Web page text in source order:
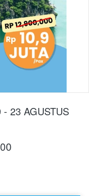
23 AGUSTUS